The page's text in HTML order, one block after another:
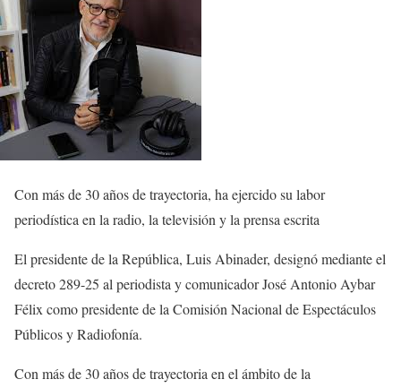
Con más de 30 años de trayectoria, ha ejercido su labor
periodística en la radio, la televisión y la prensa escrita
El presidente de la República, Luis Abinader, designó mediante el
decreto 289-25 al periodista y comunicador José Antonio Aybar
Félix como presidente de la Comisión Nacional de Espectáculos
Públicos y Radiofonía.
Con más de 30 años de trayectoria en el ámbito de la